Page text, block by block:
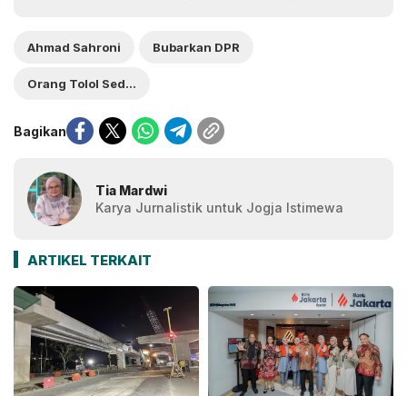
Ahmad Sahroni Bubarkan DPR
Orang Tolol Sedunia
Bagikan
Tia Mardwi
Karya Jurnalistik untuk Jogja Istimewa
ARTIKEL TERKAIT